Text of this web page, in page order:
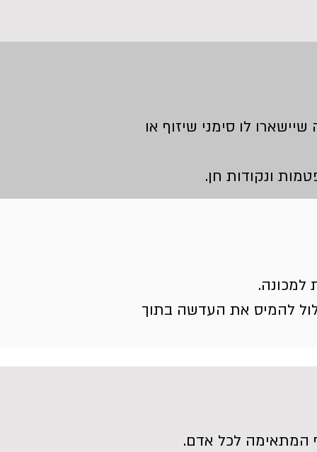
לו סימני שיזוף או
ונקודות חן.
למכונה.
להמיס את העדשה בתוך
המתאימה לכל אדם.